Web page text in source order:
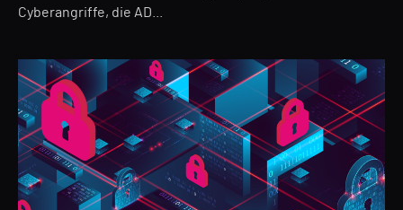
Cyberangriffe, die AD...